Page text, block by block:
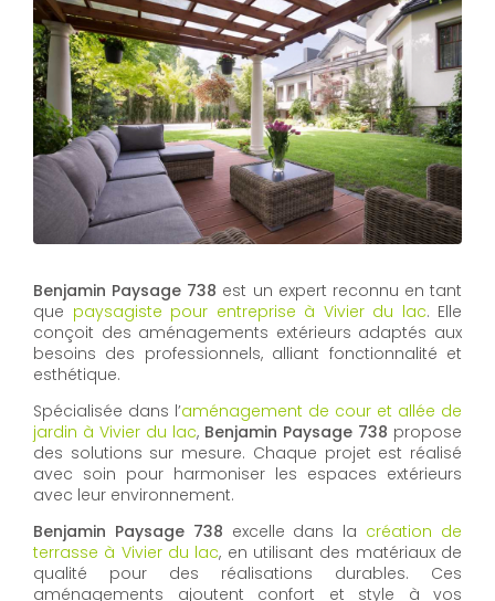
Benjamin Paysage 738 est un expert reconnu en tant
que paysagiste pour entreprise à Vivier du lac. Elle
conçoit des aménagements extérieurs adaptés aux
besoins des professionnels, alliant fonctionnalité et
esthétique.
Spécialisée dans l’aménagement de cour et allée de
jardin à Vivier du lac, Benjamin Paysage 738 propose
des solutions sur mesure. Chaque projet est réalisé
avec soin pour harmoniser les espaces extérieurs
avec leur environnement.
Benjamin Paysage 738 excelle dans la création de
terrasse à Vivier du lac, en utilisant des matériaux de
qualité pour des réalisations durables. Ces
aménagements ajoutent confort et style à vos